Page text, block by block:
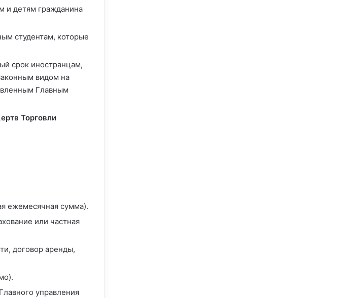
и детям гражданина
студентам, которые
срок иностранцам,
видом на
Главным
Торговли
ежемесячная сумма).
или частная
договор аренды,
Главного управления